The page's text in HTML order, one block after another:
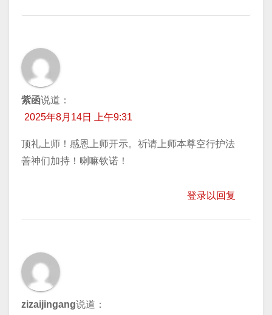
紫函说道：
2025年8月14日 上午9:31
顶礼上师！感恩上师开示。祈请上师本尊空行护法
善神们加持！喇嘛钦诺！
登录以回复
zizaijingang说道：